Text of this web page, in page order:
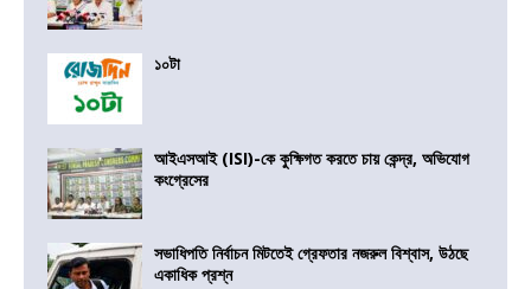
১০টা
আইএসআই (ISI)-কে কুক্ষিগত করতে চায় কেন্দ্র, অভিযোগ
কংগ্রেসের
সভাধিপতি নির্বাচন মিটতেই গ্রেফতার নজরুল বিশ্বাস, উঠছে
একাধিক প্রশ্ন